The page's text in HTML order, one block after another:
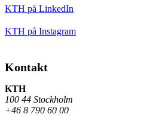
KTH på LinkedIn
KTH på Instagram
Kontakt
KTH
100 44 Stockholm
+46 8 790 60 00